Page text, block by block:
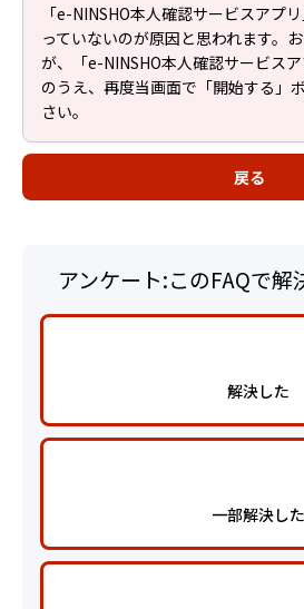
「e-NINSHO本人確認サービスアプ
っていないのが原因と思われます。
が、「e-NINSHO本人確認サービス
のうえ、再度当画面で「開始する」
さい。
戻る
アンケート:このFAQで解
解決した
一部解決した